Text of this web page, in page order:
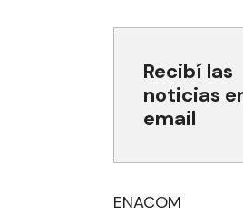
Recibí las
noticias
email
ENACOM